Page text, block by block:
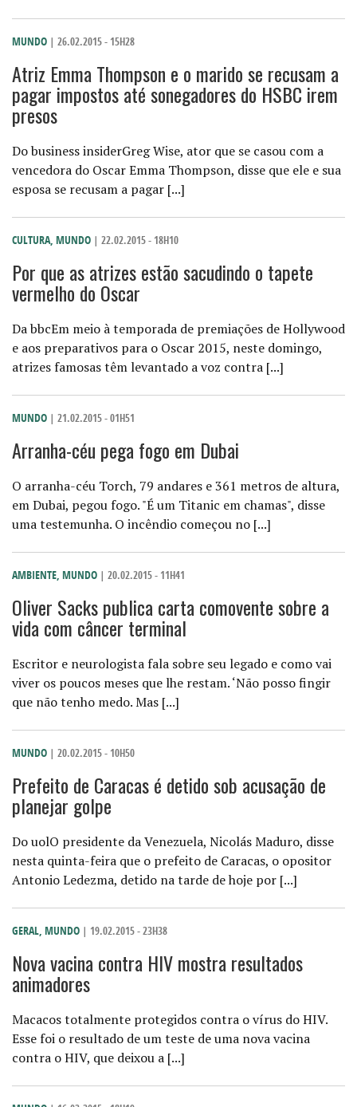
MUNDO | 26.02.2015 - 15H28
Atriz Emma Thompson e o marido se recusam a
pagar impostos até sonegadores do HSBC irem
presos
Do business insiderGreg Wise, ator que se casou com a
vencedora do Oscar Emma Thompson, disse que ele e sua
esposa se recusam a pagar [...]
CULTURA, MUNDO | 22.02.2015 - 18H10
Por que as atrizes estão sacudindo o tapete
vermelho do Oscar
Da bbcEm meio à temporada de premiações de Hollywood
e aos preparativos para o Oscar 2015, neste domingo,
atrizes famosas têm levantado a voz contra [...]
MUNDO | 21.02.2015 - 01H51
Arranha-céu pega fogo em Dubai
O arranha-céu Torch, 79 andares e 361 metros de altura,
em Dubai, pegou fogo. "É um Titanic em chamas", disse
uma testemunha. O incêndio começou no [...]
AMBIENTE, MUNDO | 20.02.2015 - 11H41
Oliver Sacks publica carta comovente sobre a
vida com câncer terminal
Escritor e neurologista fala sobre seu legado e como vai
viver os poucos meses que lhe restam. ‘Não posso fingir
que não tenho medo. Mas [...]
MUNDO | 20.02.2015 - 10H50
Prefeito de Caracas é detido sob acusação de
planejar golpe
Do uolO presidente da Venezuela, Nicolás Maduro, disse
nesta quinta-feira que o prefeito de Caracas, o opositor
Antonio Ledezma, detido na tarde de hoje por [...]
GERAL, MUNDO | 19.02.2015 - 23H38
Nova vacina contra HIV mostra resultados
animadores
Macacos totalmente protegidos contra o vírus do HIV.
Esse foi o resultado de um teste de uma nova vacina
contra o HIV, que deixou a [...]